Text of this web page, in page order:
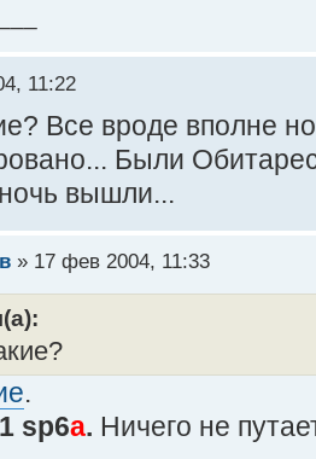
11:22
Все вроде вполне
Были
вышли...
» 17 фев 2004, 11:33
.
sp6a. Ничего не